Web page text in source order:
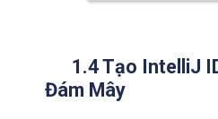
1.4 Tạo IntelliJ
Đám Mây